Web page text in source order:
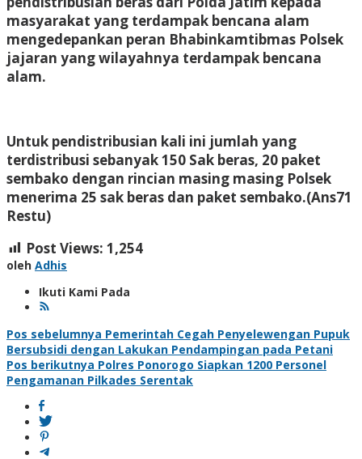
masyarakat yang terdampak bencana alam
mengedepankan peran Bhabinkamtibmas Polsek
jajaran yang wilayahnya terdampak bencana
alam.
Untuk pendistribusian kali ini jumlah yang
terdistribusi sebanyak 150 Sak beras, 20 paket
sembako dengan rincian masing masing Polsek
menerima 25 sak beras dan paket sembako.(Ans71
Restu)
Post Views: 1,254
oleh Adhis
Ikuti Kami Pada
Navigasi
pos
Pos sebelumnya Pemerintah Cegah Penyelewengan Pupuk
Bersubsidi dengan Lakukan Pendampingan pada Petani
Pos berikutnya Polres Ponorogo Siapkan 1200 Personel
Pengamanan Pilkades Serentak